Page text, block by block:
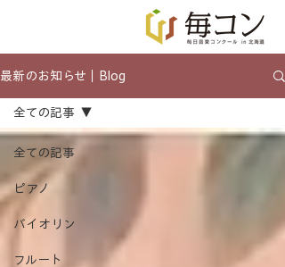
最新のお知らせ｜Blog
全ての記事
ピアノ
バイオリン
フルート
全ての記事